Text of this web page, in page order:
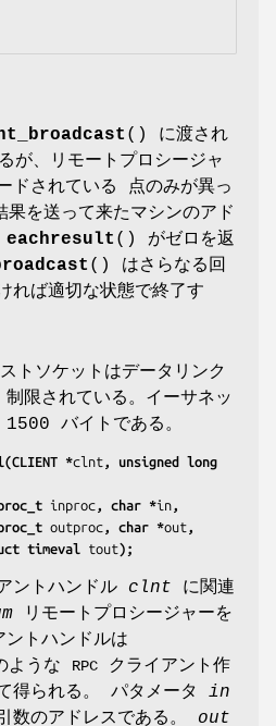
() に渡され
が、リモートプロシージャ
ドされている 点のみが異っ
果を送って来たマシンのアド
eachresult () がゼロを返
() はさらなる回
れば適切な状態で終了す
トソケットはデータリンク
限されている。イーサネッ
1500 バイトである。
*clnt
xdrproc_t
inproc , char *in ,
xdrproc_t
outproc , char *out ,
struct timeval
tout);
ントハンドル clnt に関連
リモートプロシージャーを
トハンドルは
うな RPC クライアント作
得られる。 パタメータ in
数のアドレスである。 out